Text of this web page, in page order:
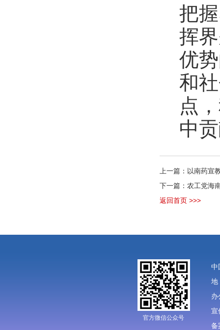
把
挥
优
和
点，
中
上一篇：以南药宣
下一篇：农工党海
返回首页 >>>
官方微信公众号
中
地
办
宣
备